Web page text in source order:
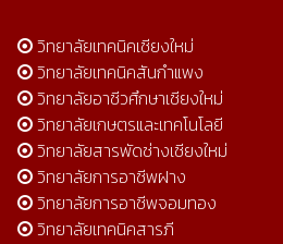
วิทยาลัยเทคนิคเชียงใหม่
วิทยาลัยเทคนิคสันกำแพง
วิทยาลัยอาชีวศึกษาเชียงใหม่
วิทยาลัยเกษตรและเทคโนโลยี
วิทยาลัยสารพัดช่างเชียงใหม่
วิทยาลัยการอาชีพฝาง
วิทยาลัยการอาชีพจอมทอง
วิทยาลัยเทคนิคสารภี